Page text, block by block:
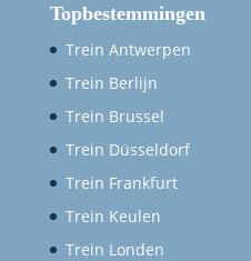
Topbestemmingen
Trein Antwerpen
Trein Berlijn
Trein Brussel
Trein Düsseldorf
Trein Frankfurt
Trein Keulen
Trein Londen